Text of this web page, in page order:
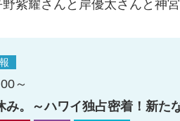
紫耀さんと岸優太さんと神
～
み。～ハワイ独占密着！新た